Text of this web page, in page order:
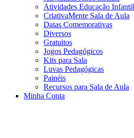
Atividades Educação Infantil
CriativaMente Sala de Aula
Datas Comemorativas
Diversos
Gratuitos
Jogos Pedagógicos
Kits para Sala
Luvas Pedagógicas
Painéis
Recursos para Sala de Aula
Minha Conta